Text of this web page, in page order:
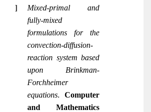
]
Mixed-primal and
fully-mixed
formulations for the
convection-diffusion-
reaction system based
upon Brinkman-
Forchheimer
equations.Computer
and Mathematics